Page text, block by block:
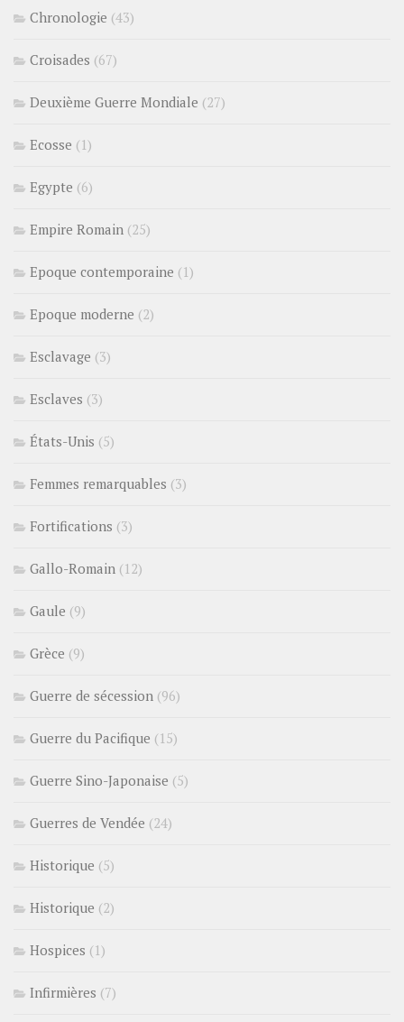
Chronologie (43)
Croisades (67)
Deuxième Guerre Mondiale (27)
Ecosse (1)
Egypte (6)
Empire Romain (25)
Epoque contemporaine (1)
Epoque moderne (2)
Esclavage (3)
Esclaves (3)
États-Unis (5)
Femmes remarquables (3)
Fortifications (3)
Gallo-Romain (12)
Gaule (9)
Grèce (9)
Guerre de sécession (96)
Guerre du Pacifique (15)
Guerre Sino-Japonaise (5)
Guerres de Vendée (24)
Historique (5)
Historique (2)
Hospices (1)
Infirmières (7)